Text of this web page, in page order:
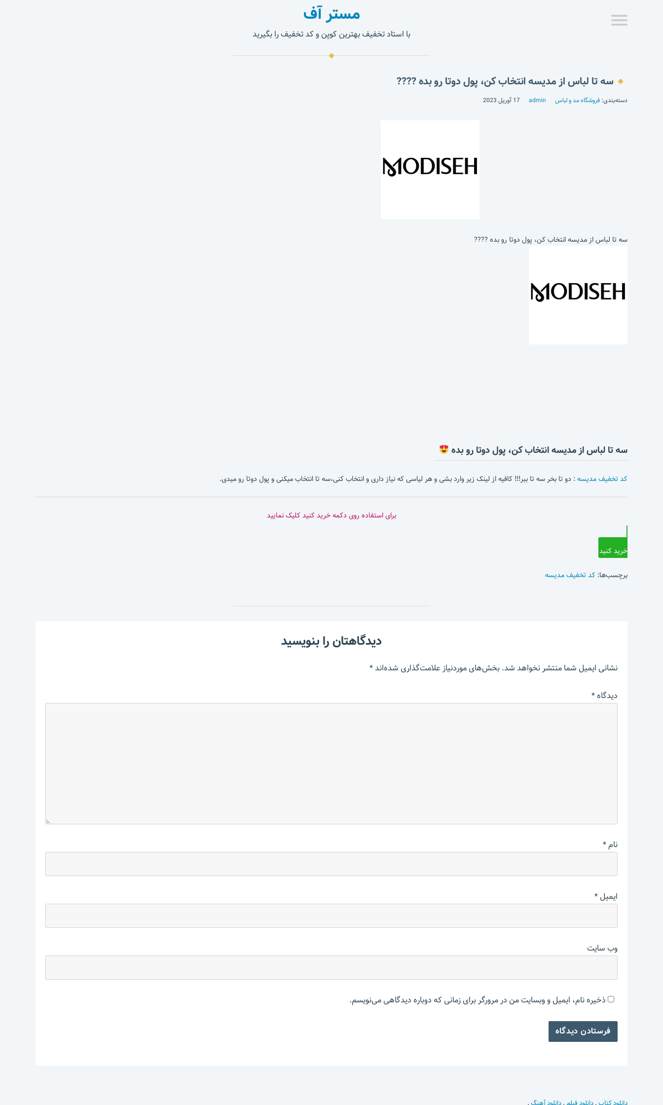
مستر آف
با استاد تخفیف بهترین کوپن و کد تخفیف را بگیرید
سه تا لباس از مدیسه انتخاب کن، پول دوتا رو بده ????
دسته‌بندی: فروشگاه مد و لباس admin 17 آوریل 2023
سه تا لباس از مدیسه انتخاب کن، پول دوتا رو بده ????
سه تا لباس از مدیسه انتخاب کن، پول دوتا رو بده
کد تخفیف مدیسه: دو تا بخر سه تا ببر!!! کافیه از لینک زیر وارد بشی و هر لیاسی که نیاز داری و انتخاب کنی،سه تا انتخاب میکنی و پول دوتا رو میدی.
برای استفاده روی دکمه خرید کنید کلیک نمایید
خرید کنید
برچسب‌ها: کد تخفیف مدیسه
دیدگاهتان را بنویسید
نشانی ایمیل شما منتشر نخواهد شد.بخش‌های موردنیاز علامت‌گذاری شده‌اند*
دیدگاه*
نام*
ایمیل*
وب‌ سایت
ذخیره نام، ایمیل و وبسایت من در مرورگر برای زمانی که دوباره دیدگاهی می‌نویسم.
دانلود کتاب.دانلود فیلم .دانلود آهنگ.